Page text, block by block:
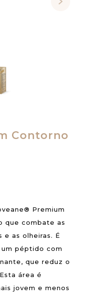
Contorno
Premium
que combate as
e as olheiras. É
péptido com
que reduz o
área é
jovem e menos